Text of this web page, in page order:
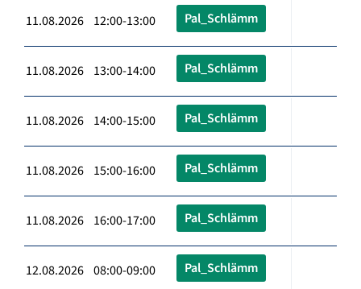
11.08.2026 12:00-13:00 Pal_Schlämm
11.08.2026 13:00-14:00 Pal_Schlämm
11.08.2026 14:00-15:00 Pal_Schlämm
11.08.2026 15:00-16:00 Pal_Schlämm
11.08.2026 16:00-17:00 Pal_Schlämm
12.08.2026 08:00-09:00 Pal_Schlämm